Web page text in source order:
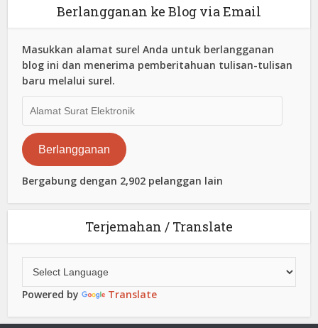
Berlangganan ke Blog via Email
Masukkan alamat surel Anda untuk berlangganan
blog ini dan menerima pemberitahuan tulisan-tulisan
baru melalui surel.
Surat
Elektronik
Berlangganan
Bergabung dengan 2,902 pelanggan lain
Terjemahan / Translate
Powered by Translate